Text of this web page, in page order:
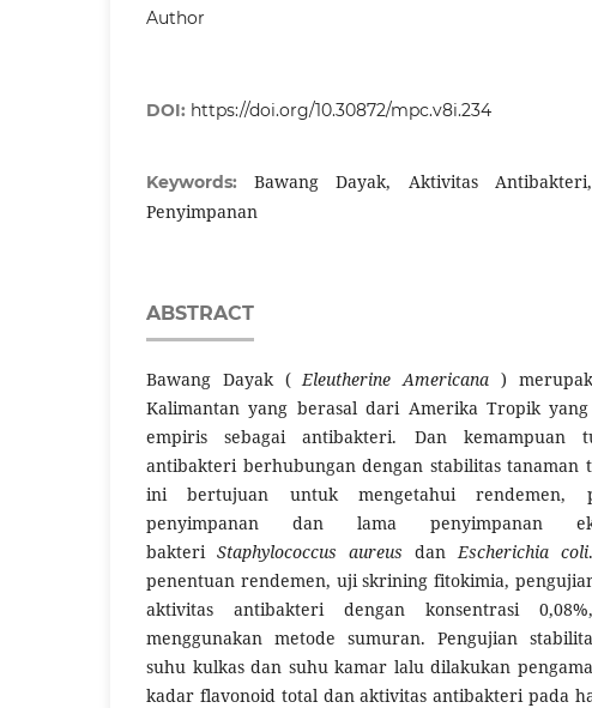
Author
DOI: https://doi.org/10.30872/mpc.v8i.234
Keywords:Bawang Dayak, Aktivitas
Penyimpanan
ABSTRACT
Bawang Dayak (Eleutherine Americana )
Kalimantan yang berasal dari Amerika Tropik
empiris sebagai antibakteri. Dan kemampuan
antibakteri berhubungan dengan stabilitas tanaman
ini bertujuan untuk mengetahui rendemen,
penyimpanan dan lama penyimpanan
bakteri Staphylococcus aureus danEscherichia coli
penentuan rendemen, uji skrining fitokimia,
aktivitas antibakteri dengan konsentrasi
menggunakan metode sumuran. Pengujian
suhu kulkas dan suhu kamar lalu dilakukan
kadar flavonoid total dan aktivitas antibakteri pada